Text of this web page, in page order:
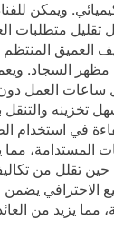
ويمكن
تقليل متطلبات
العميق
السجاد.
ساعات العمل دون
تخزينه
في استخدام
المستدامة، مما
في حين تقلل من
الاحترافي يضمن
مما يزيد من